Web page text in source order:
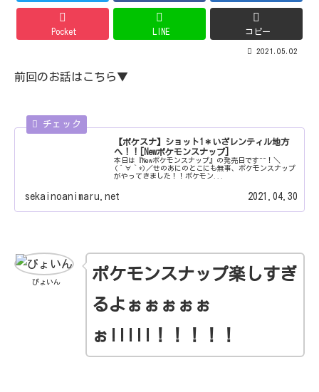
Pocket LINE コピー
2021.05.02
前回のお話はこちら▼
【ポケスナ】ショット1＊いざレンティル地方
へ！！[Newポケモンスナップ]
本日は『Newポケモンスナップ』の発売日です~~！＼
(´∀｀*)／せのあにのとこにも無事、ポケモンスナップ
がやってきました！！ポケモン...
sekainoanimaru.net 2021.04.30
ぴょいん
ポケモンスナップ楽しすぎ
るよぉぉぉぉぉ
ぉ!!!!!！！！！！